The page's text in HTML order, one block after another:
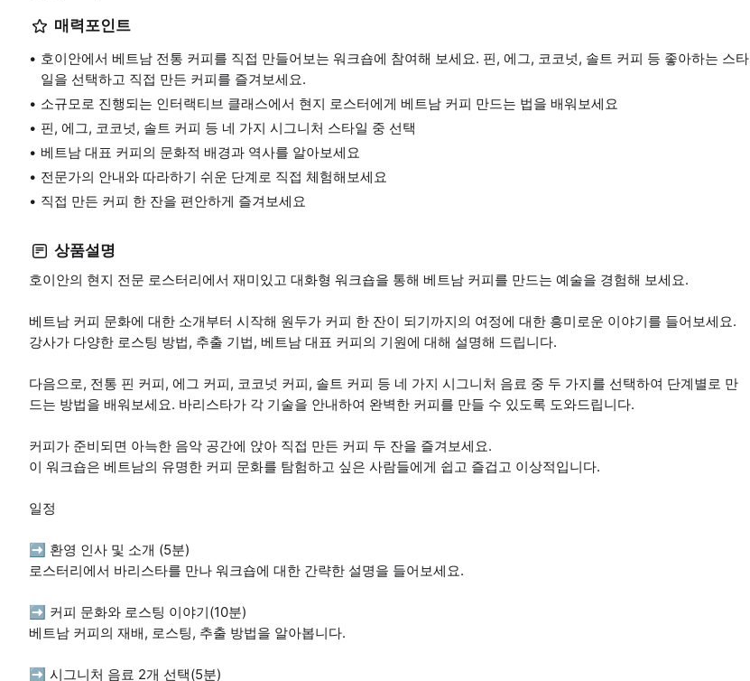
매력포인트
호이안에서 베트남 전통 커피를 직접 만들어보는 워크숍에 참여해 보세요. 핀, 에그, 코코넛, 솔트 커피 등 좋아하는 스타
일을 선택하고 직접 만든 커피를 즐겨보세요.
소규모로 진행되는 인터랙티브 클래스에서 현지 로스터에게 베트남 커피 만드는 법을 배워보세요
핀, 에그, 코코넛, 솔트 커피 등 네 가지 시그니처 스타일 중 선택
베트남 대표 커피의 문화적 배경과 역사를 알아보세요
전문가의 안내와 따라하기 쉬운 단계로 직접 체험해보세요
직접 만든 커피 한 잔을 편안하게 즐겨보세요
상품설명
호이안의 현지 전문 로스터리에서 재미있고 대화형 워크숍을 통해 베트남 커피를 만드는 예술을 경험해 보세요.
베트남 커피 문화에 대한 소개부터 시작해 원두가 커피 한 잔이 되기까지의 여정에 대한 흥미로운 이야기를 들어보세요.
강사가 다양한 로스팅 방법, 추출 기법, 베트남 대표 커피의 기원에 대해 설명해 드립니다.
다음으로, 전통 핀 커피, 에그 커피, 코코넛 커피, 솔트 커피 등 네 가지 시그니처 음료 중 두 가지를 선택하여 단계별로 만
드는 방법을 배워보세요. 바리스타가 각 기술을 안내하여 완벽한 커피를 만들 수 있도록 도와드립니다.
커피가 준비되면 아늑한 음악 공간에 앉아 직접 만든 커피 두 잔을 즐겨보세요.
이 워크숍은 베트남의 유명한 커피 문화를 탐험하고 싶은 사람들에게 쉽고 즐겁고 이상적입니다.
일정
➡️ 환영 인사 및 소개 (5분)
로스터리에서 바리스타를 만나 워크숍에 대한 간략한 설명을 들어보세요.
➡️ 커피 문화와 로스팅 이야기(10분)
베트남 커피의 재배, 로스팅, 추출 방법을 알아봅니다.
➡️ 시그니처 음료 2개 선택(5분)